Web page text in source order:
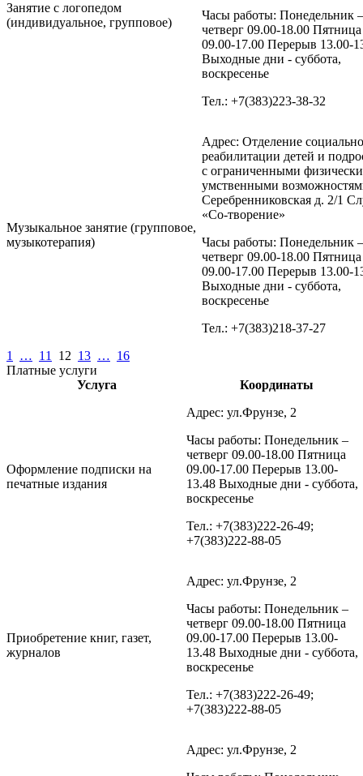
Занятие с логопедом
(индивидуальное, групповое)
Часы работы: Понедельник –
четверг 09.00-18.00 Пятница
09.00-17.00 Перерыв 13.00-
Выходные дни - суббота,
воскресенье
Тел.: +7(383)223-38-32
Музыкальное занятие (групповое,
музыкотерапия)
Адрес: Отделение
реабилитации детей и
с ограниченными
умственными
Серебренниковская д. 2/1
«Со-творение»
Часы работы: Понедельник –
четверг 09.00-18.00 Пятница
09.00-17.00 Перерыв 13.00-
Выходные дни - суббота,
воскресенье
Тел.: +7(383)218-37-27
1
… 11 12 13 … 16
Платные услуги
Услуга
Координаты
Оформление подписки на
печатные издания
Адрес: ул.Фрунзе, 2
Часы работы: Понедельник –
четверг 09.00-18.00 Пятница
09.00-17.00 Перерыв 13.00-
13.48 Выходные дни - суббота,
воскресенье
Тел.: +7(383)222-26-49;
+7(383)222-88-05
Приобретение книг, газет,
журналов
Адрес: ул.Фрунзе, 2
Часы работы: Понедельник –
четверг 09.00-18.00 Пятница
09.00-17.00 Перерыв 13.00-
13.48 Выходные дни - суббота,
воскресенье
Тел.: +7(383)222-26-49;
+7(383)222-88-05
Адрес: ул.Фрунзе, 2